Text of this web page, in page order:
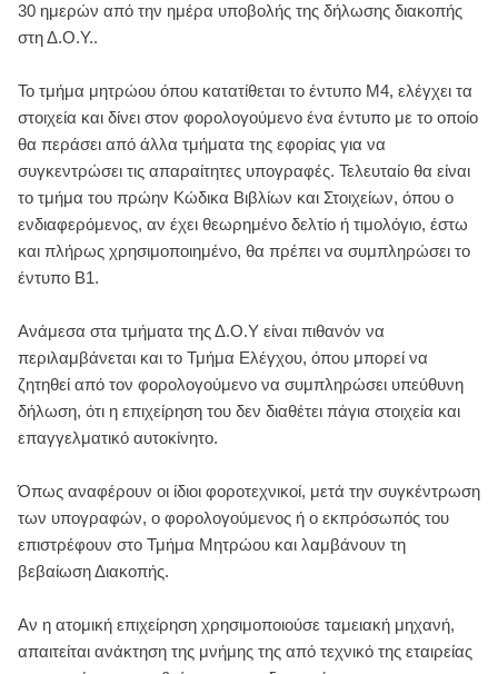
30 ημερών από την ημέρα υποβολής της δήλωσης διακοπής
στη Δ.Ο.Υ..
Το τμήμα μητρώου όπου κατατίθεται το έντυπο Μ4, ελέγχει τα
στοιχεία και δίνει στον φορολογούμενο ένα έντυπο με το οποίο
θα περάσει από άλλα τμήματα της εφορίας για να
συγκεντρώσει τις απαραίτητες υπογραφές. Τελευταίο θα είναι
το τμήμα του πρώην Κώδικα Βιβλίων και Στοιχείων, όπου ο
ενδιαφερόμενος, αν έχει θεωρημένο δελτίο ή τιμολόγιο, έστω
και πλήρως χρησιμοποιημένο, θα πρέπει να συμπληρώσει το
έντυπο Β1.
Ανάμεσα στα τμήματα της Δ.Ο.Υ είναι πιθανόν να
περιλαμβάνεται και το Τμήμα Ελέγχου, όπου μπορεί να
ζητηθεί από τον φορολογούμενο να συμπληρώσει υπεύθυνη
δήλωση, ότι η επιχείρηση του δεν διαθέτει πάγια στοιχεία και
επαγγελματικό αυτοκίνητο.
Όπως αναφέρουν οι ίδιοι φοροτεχνικοί, μετά την συγκέντρωση
των υπογραφών, ο φορολογούμενος ή ο εκπρόσωπός του
επιστρέφουν στο Τμήμα Μητρώου και λαμβάνουν τη
βεβαίωση Διακοπής.
Αν η ατομική επιχείρηση χρησιμοποιούσε ταμειακή μηχανή,
απαιτείται ανάκτηση της μνήμης της από τεχνικό της εταιρείας